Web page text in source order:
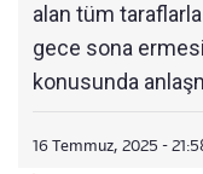
17:10 ABD:
17:07 ŞAM'IN
alan tüm
gece sona
konusunda
16 Temmuz, 2025 -